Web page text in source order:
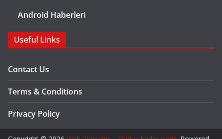
Android Haberleri
Useful Links
Contact Us
Terms & Conditions
Privacy Policy